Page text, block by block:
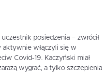
posiedzenia – zwrócił
aktywnie włączyli się w
Covid-19. Kaczyński miał
wygrać, a tylko szczepienia